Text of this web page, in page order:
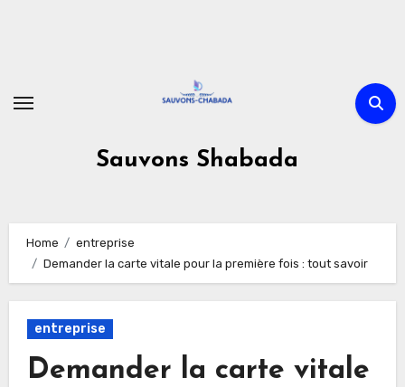
Sauvons Shabada
Home
entreprise
Demander la carte vitale pour la première fois : tout savoir
entreprise
Demander la carte vitale